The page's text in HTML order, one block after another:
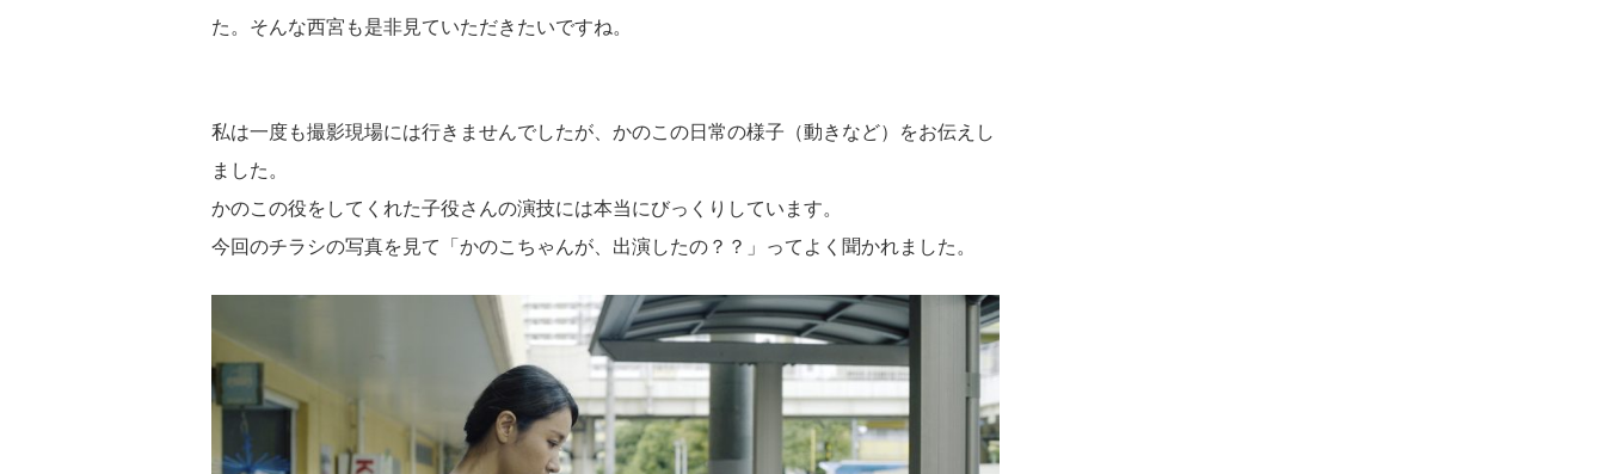
た。そんな西宮も是非見ていただきたいですね。
私は一度も撮影現場には行きませんでしたが、かのこの日常の様子（動きなど）をお伝えし
ました。
かのこの役をしてくれた子役さんの演技には本当にびっくりしています。
今回のチラシの写真を見て「かのこちゃんが、出演したの？？」ってよく聞かれました。